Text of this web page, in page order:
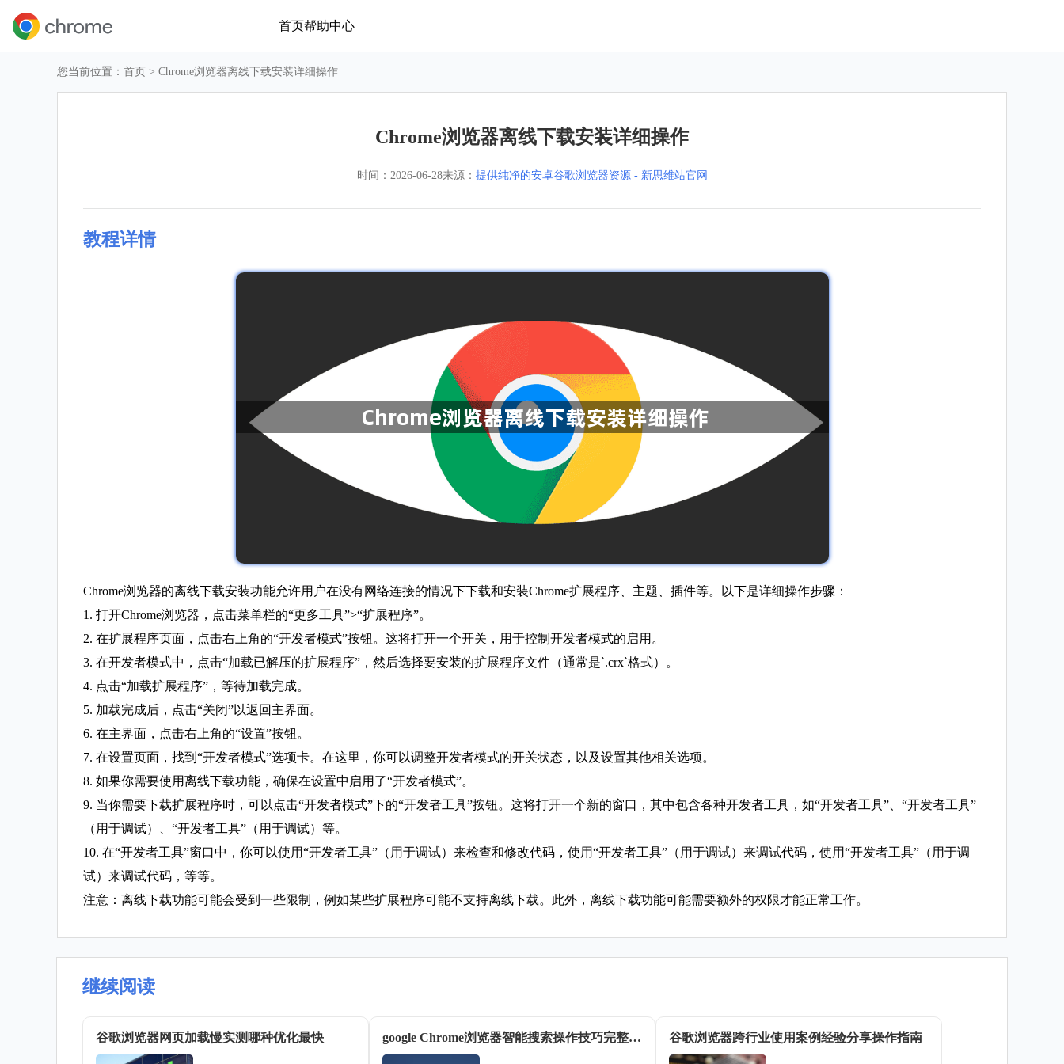
首页帮助中心
您当前位置： 首页 > Chrome浏览器离线下载安装详细操作
Chrome浏览器离线下载安装详细操作
时间： 2026-06-28来源： 提供纯净的安卓谷歌浏览器资源 - 新思维站官网
教程详情
Chrome浏览器的离线下载安装功能允许用户在没有网络连接的情况下下载和安装Chrome扩展程序、主题、插件等。以下是详细操作步骤：
1. 打开Chrome浏览器，点击菜单栏的“更多工具”>“扩展程序”。
2. 在扩展程序页面，点击右上角的“开发者模式”按钮。这将打开一个开关，用于控制开发者模式的启用。
3. 在开发者模式中，点击“加载已解压的扩展程序”，然后选择要安装的扩展程序文件（通常是`.crx`格式）。
4. 点击“加载扩展程序”，等待加载完成。
5. 加载完成后，点击“关闭”以返回主界面。
6. 在主界面，点击右上角的“设置”按钮。
7. 在设置页面，找到“开发者模式”选项卡。在这里，你可以调整开发者模式的开关状态，以及设置其他相关选项。
8. 如果你需要使用离线下载功能，确保在设置中启用了“开发者模式”。
9. 当你需要下载扩展程序时，可以点击“开发者模式”下的“开发者工具”按钮。这将打开一个新的窗口，其中包含各种开发者工具，如“开发者工具”、“开发者工具”
（用于调试）、“开发者工具”（用于调试）等。
10. 在“开发者工具”窗口中，你可以使用“开发者工具”（用于调试）来检查和修改代码，使用“开发者工具”（用于调试）来调试代码，使用“开发者工具”（用于调
试）来调试代码，等等。
注意：离线下载功能可能会受到一些限制，例如某些扩展程序可能不支持离线下载。此外，离线下载功能可能需要额外的权限才能正常工作。
继续阅读
谷歌浏览器网页加载慢实测哪种优化最快 google Chrome浏览器智能搜索操作技巧完整流程 谷歌浏览器跨行业使用案例经验分享操作指南